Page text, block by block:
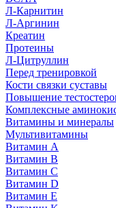
Л-Карнитин
Л-Аргинин
Креатин
Протеины
Л-Цитруллин
Перед тренировкой
Кости связки суставы
Повышение
Комплексные
Витамины и минералы
Мультивитамины
Витамин A
Витамин B
Витамин C
Витамин D
Витамин E